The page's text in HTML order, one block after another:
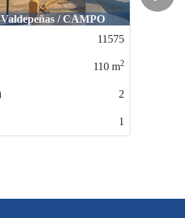
Valdepeñas / CAMPO
11575
110 m2
2
1